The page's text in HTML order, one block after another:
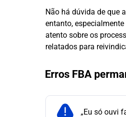
Não há dúvida de que
entanto,
atento sobre os
relatados para
Erros FBA
„Eu só ouvi